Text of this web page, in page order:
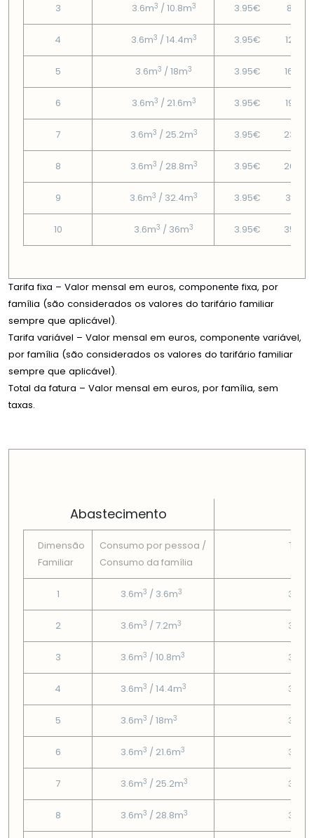
3 3.6m3 / 10.8m3 3.95€ 8.36€
4 3.6m3 / 14.4m3 3.95€ 12.56€
5 3.6m3 / 18m3 3.95€
6 3.6m3 / 21.6m3 3.95€ 19.36€
7 3.6m3 / 25.2m3 3.95€
8 3.6m3 / 28.8m3 3.95€
9 3.6m3 / 32.4m3 3.95€ 31.23€
10 3.6m3 / 36m3 3.95€
Tarifa fixa – Valor mensal em euros, componente fixa, por
família (são considerados os valores do tarifário familiar
sempre que aplicável).
Tarifa variável – Valor mensal em euros, componente variável,
por família (são considerados os valores do tarifário familiar
sempre que aplicável).
Total da fatura – Valor mensal em euros, por família, sem
taxas.
Abastecimento
Dimensão
Familiar
Consumo por pessoa /
Consumo da famí­lia
Tarifa
1 3.6m3 / 3.6m3 3.95€
2 3.6m3 / 7.2m3 3.95€
3 3.6m3 / 10.8m3 3.95€
4 3.6m3 / 14.4m3 3.95€
5 3.6m3 / 18m3 3.95€
6 3.6m3 / 21.6m3 3.95€
7 3.6m3 / 25.2m3 3.95€
8 3.6m3 / 28.8m3 3.95€